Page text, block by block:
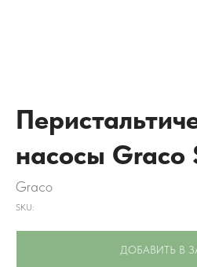
насосы Graco
Graco
SKU:
ДОБАВИТЬ В